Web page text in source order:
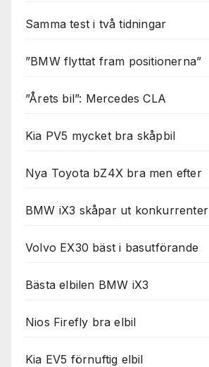
Samma test i två tidningar
”BMW flyttat fram positionerna”
”Årets bil”: Mercedes CLA
Kia PV5 mycket bra skåpbil
Nya Toyota bZ4X bra men efter
BMW iX3 skåpar ut konkurrenter
Volvo EX30 bäst i basutförande
Bästa elbilen BMW iX3
Nios Firefly bra elbil
Kia EV5 förnuftig elbil